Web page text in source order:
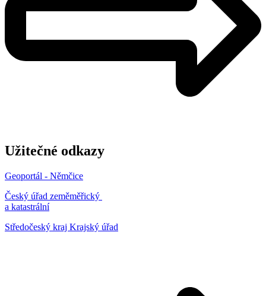
Užitečné odkazy
Geoportál - Němčice
Český úřad zeměměřický
a katastrální
Středočeský kraj Krajský úřad